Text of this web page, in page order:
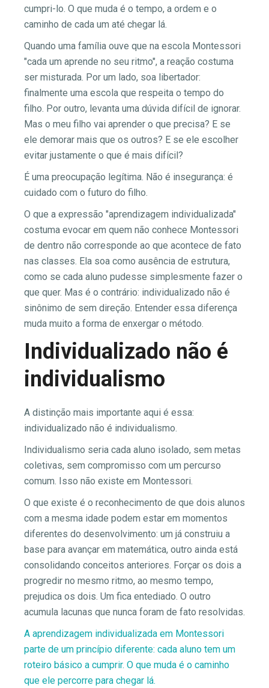
cumpri-lo. O que muda é o tempo, a ordem e o
caminho de cada um até chegar lá.
Quando uma família ouve que na escola Montessori
"cada um aprende no seu ritmo", a reação costuma
ser misturada. Por um lado, soa libertador:
finalmente uma escola que respeita o tempo do
filho. Por outro, levanta uma dúvida difícil de ignorar.
Mas o meu filho vai aprender o que precisa? E se
ele demorar mais que os outros? E se ele escolher
evitar justamente o que é mais difícil?
É uma preocupação legítima. Não é insegurança: é
cuidado com o futuro do filho.
O que a expressão "aprendizagem individualizada"
costuma evocar em quem não conhece Montessori
de dentro não corresponde ao que acontece de fato
nas classes. Ela soa como ausência de estrutura,
como se cada aluno pudesse simplesmente fazer o
que quer. Mas é o contrário: individualizado não é
sinônimo de sem direção. Entender essa diferença
muda muito a forma de enxergar o método.
Individualizado não é
individualismo
A distinção mais importante aqui é essa:
individualizado não é individualismo.
Individualismo seria cada aluno isolado, sem metas
coletivas, sem compromisso com um percurso
comum. Isso não existe em Montessori.
O que existe é o reconhecimento de que dois alunos
com a mesma idade podem estar em momentos
diferentes do desenvolvimento: um já construiu a
base para avançar em matemática, outro ainda está
consolidando conceitos anteriores. Forçar os dois a
progredir no mesmo ritmo, ao mesmo tempo,
prejudica os dois. Um fica entediado. O outro
acumula lacunas que nunca foram de fato resolvidas.
A aprendizagem individualizada em Montessori
parte de um princípio diferente: cada aluno tem um
roteiro básico a cumprir. O que muda é o caminho
que ele percorre para chegar lá.